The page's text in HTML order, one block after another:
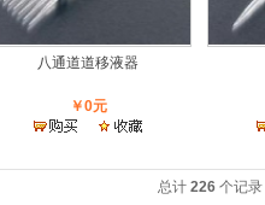
八通道道移液器
￥0元
总计 226 个记录